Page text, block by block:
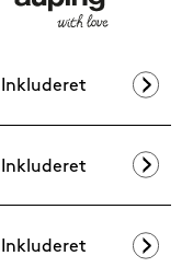
Inkluderet
Inkluderet
Inkluderet